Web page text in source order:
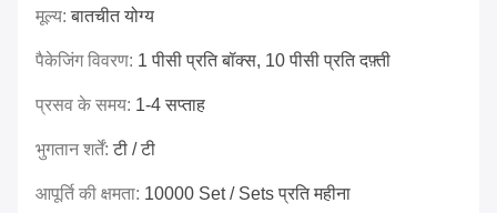
मूल्य:बातचीत योग्य
पैकेजिंग विवरण: 1 पीसी प्रति बॉक्स, 10 पीसी प्रति दफ़्ती
प्रसव के समय: 1-4 सप्ताह
भुगतान शर्तें:टी / टी
आपूर्ति की क्षमता: 10000 Set / Sets प्रति महीना